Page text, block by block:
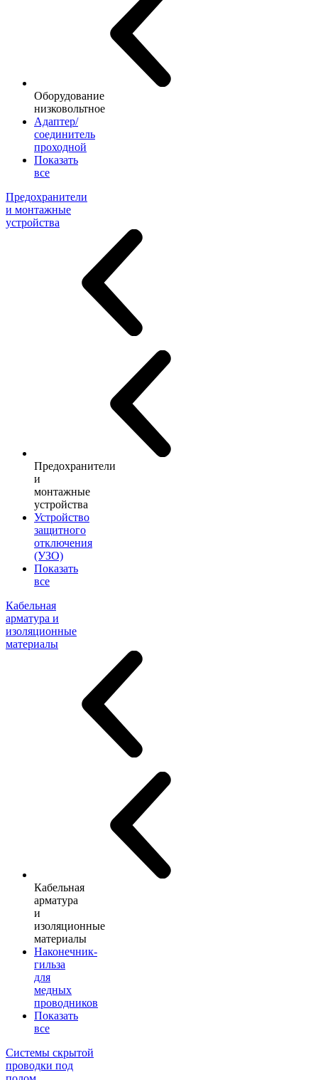
Оборудование
низковольтное
Адаптер/
соединитель
проходной
Показать
все
Предохранители
и монтажные
устройства
Предохранители
и
монтажные
устройства
Устройство
защитного
отключения
(УЗО)
Показать
все
Кабельная
арматура и
изоляционные
материалы
Кабельная
арматура
и
изоляционные
материалы
Наконечник-
гильза
для
медных
проводников
Показать
все
Системы скрытой
проводки под